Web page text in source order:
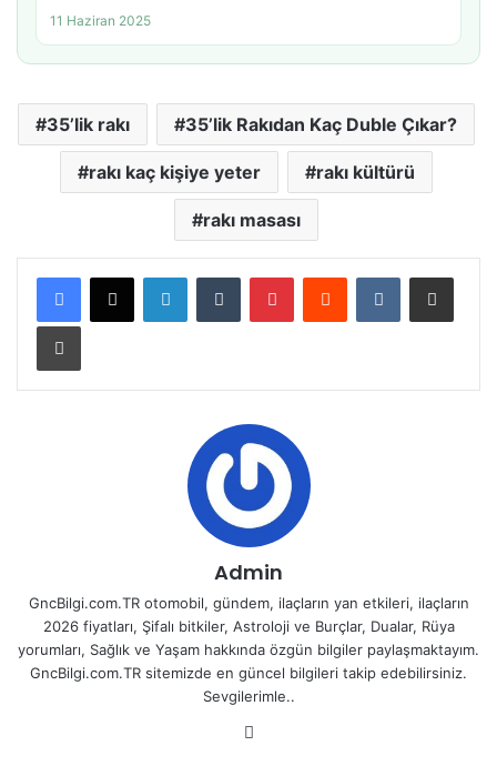
11 Haziran 2025
35’lik rakı 35’lik Rakıdan Kaç Duble Çıkar?
rakı kaç kişiye yeter rakı kültürü
rakı masası
LinkedInTumblr PinterestReddit VKontakteE-Posta ile paylaş
Yazdır
Admin
GncBilgi.com.TR otomobil, gündem, ilaçların yan etkileri, ilaçların
2026 fiyatları, Şifalı bitkiler, Astroloji ve Burçlar, Dualar, Rüya
yorumları, Sağlık ve Yaşam hakkında özgün bilgiler paylaşmaktayım.
GncBilgi.com.TR sitemizde en güncel bilgileri takip edebilirsiniz.
Sevgilerimle..